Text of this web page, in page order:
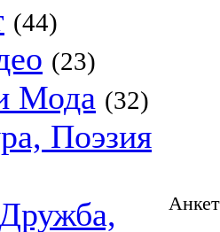
(44)
(23)
Мода (32)
Поэзия